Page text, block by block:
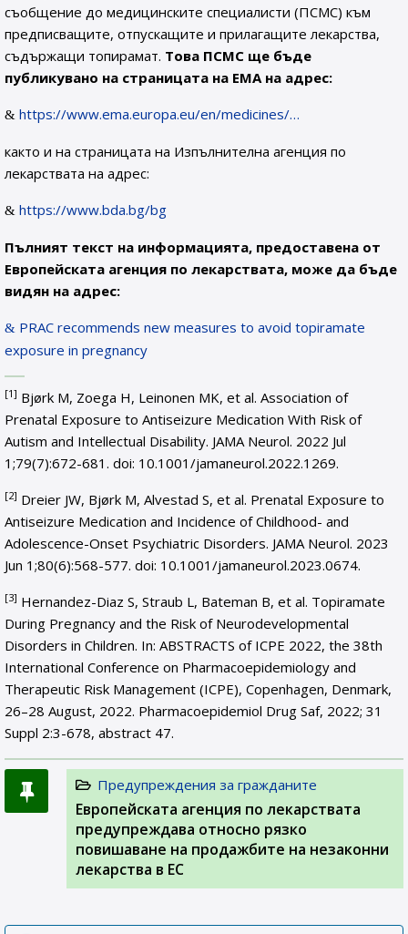
съобщение до медицинските специалисти (ПСМС) към
предписващите, отпускащите и прилагащите лекарства,
съдържащи топирамат. Това ПСМС ще бъде
публикувано на страницата на ЕМА на адрес:
https://www.ema.europa.eu/en/medicines/…
както и на страницата на Изпълнителна агенция по
лекарствата на адрес:
https://www.bda.bg/bg
Пълният текст на информацията, предоставена от
Европейската агенция по лекарствата, може да бъде
видян на адрес:
PRAC recommends new measures to avoid topiramate
exposure in pregnancy
[1] Bjørk M, Zoega H, Leinonen MK, et al. Association of
Prenatal Exposure to Antiseizure Medication With Risk of
Autism and Intellectual Disability. JAMA Neurol. 2022 Jul
1;79(7):672-681. doi: 10.1001/jamaneurol.2022.1269.
[2] Dreier JW, Bjørk M, Alvestad S, et al. Prenatal Exposure to
Antiseizure Medication and Incidence of Childhood- and
Adolescence-Onset Psychiatric Disorders. JAMA Neurol. 2023
Jun 1;80(6):568-577. doi: 10.1001/jamaneurol.2023.0674.
[3] Hernandez-Diaz S, Straub L, Bateman B, et al. Topiramate
During Pregnancy and the Risk of Neurodevelopmental
Disorders in Children. In: ABSTRACTS of ICPE 2022, the 38th
International Conference on Pharmacoepidemiology and
Therapeutic Risk Management (ICPE), Copenhagen, Denmark,
26–28 August, 2022. Pharmacoepidemiol Drug Saf, 2022; 31
Suppl 2:3-678, abstract 47.
Предупреждения за гражданите
Европейската агенция по лекарствата
предупреждава относно рязко
повишаване на продажбите на незаконни
лекарства в ЕС